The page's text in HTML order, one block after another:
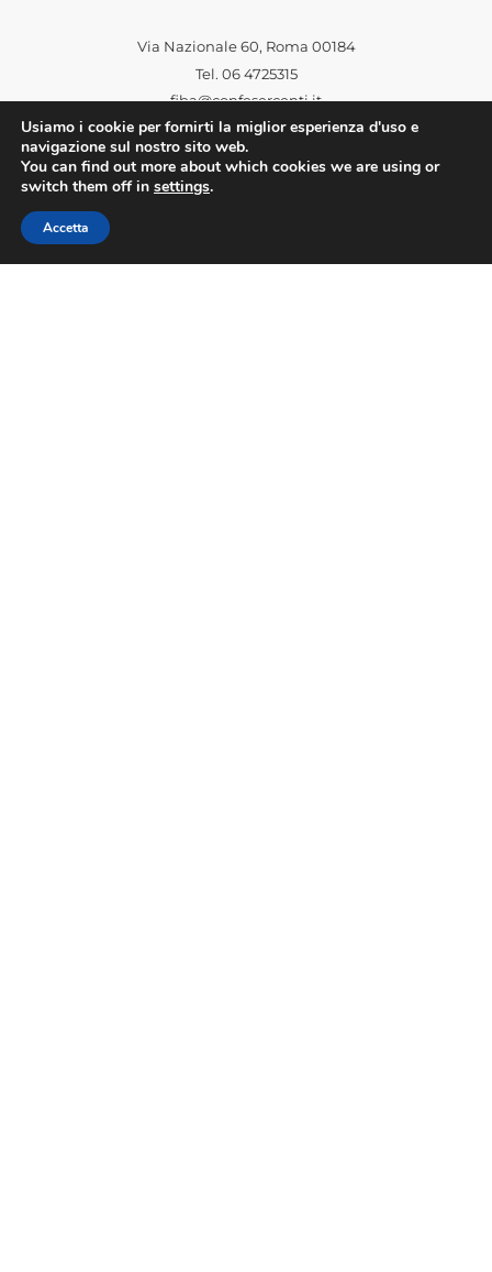
Via Nazionale 60, Roma 00184
Tel. 06 4725315
fiba@confesercenti.it
turismo@pecconfesercentinaz.it
Per giornalisti e contatti stampa:
stampa@confesercenti.it
Usiamo i cookie per fornirti la miglior esperienza d'uso e
navigazione sul nostro sito web.
You can find out more about which cookies we are using or
switch them off in settings.
Accetta